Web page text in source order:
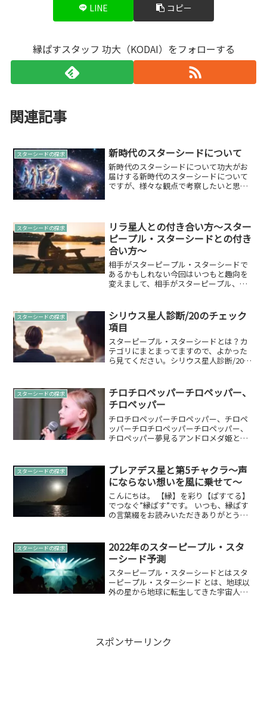
LINE コピー
縁ぱすスタッフ 功大（KODAI）をフォローする
関連記事
スターシードの探求 新時代のスターシードについて
新時代のスターシードについて功大がお
届けする新時代のスターシードについて
ですが、様々な観点で考察したいと思い
す。その際に、あなたの意識...
スターシードの探求
リラ星人との付き合い方～スター
ピープル・スターシードとの付き
合い方～
相手がスターピープル・スターシードで
あるかもしれない今回はいつもと趣向を
変えまして、相手がスターピープル、ス
いこうかと思います。あなたの大切な
彼、彼女、友達、家族などの...
スターシードの探求
シリウス星人診断/20のチェック
項目
スターピープル・スターシードとは？カ
テゴリにまとまってますので、よかった
ら見てください。シリウス星人診断/20の
に富み、新たなアイデアやアートの表現
を追求するこ...
スターシードの探求
チロチロペッパーチロペッパー、
チロペッパー
チロチロペッパーチロペッパー、チロペ
ッパーチロチロペッパーチロペッパー、
チロペッパー夢見るアンドロメダ姫とい
ゲージ）を話しておりますね。チチモモ
パチャマモパピパピパピチ...
スターシードの探求
プレアデス星と第5チャクラ〜声
にならない想いを風に乗せて〜
こんにちは。 【縁】を彩り【ぱすてる】
でつなぐ”縁ぱす”です。 いつも、縁ぱす
の言葉綴をお読みいただきありがとうご
テーマでお届けしたいと思います。もし
かしたら、「プレ...
スターシードの探求
2022年のスターピープル・スタ
ーシード予測
スターピープル・スターシードとはスタ
ーピープル・スターシード とは、地球以
外の星から地球に転生してきた宇宙人や
スポンサーリンク